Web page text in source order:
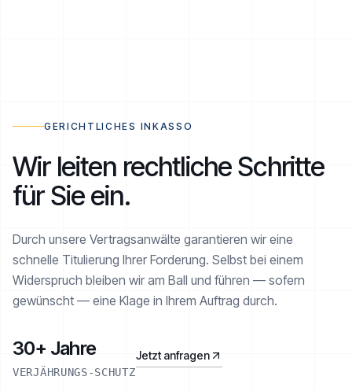
Realisiert
GERICHTLICHES INKASSO
Wir leiten rechtliche Schritte
für Sie ein.
Durch unsere Vertragsanwälte garantieren wir eine
schnelle Titulierung Ihrer Forderung. Selbst bei einem
Widerspruch bleiben wir am Ball und führen — sofern
gewünscht — eine Klage in Ihrem Auftrag durch.
30+ Jahre
VERJÄHRUNGS-SCHUTZ
Jetzt anfragen